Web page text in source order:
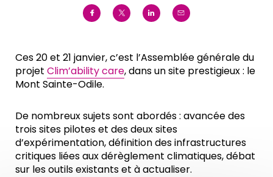
Ces 20 et 21 janvier, c’est l’Assemblée générale du
projet Clim’ability care, dans un site prestigieux : le
Mont Sainte-Odile.
De nombreux sujets sont abordés : avancée des
trois sites pilotes et des deux sites
d’expérimentation, définition des infrastructures
critiques liées aux dérèglement climatiques, débat
sur les outils existants et à actualiser.